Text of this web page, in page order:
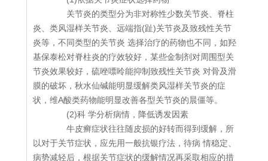
关节炎的类型分为非对称性少数关节炎、脊柱
炎、类风湿样关节炎、远端指(趾)关节炎及致残性关节
炎等，不同类型的关节炎 选择治疗的药物也不同，如羟
基保泰松对脊柱炎的疗效较好，某些金制剂对周围型关
节炎效果较好，硫唑嘌呤能抑制致残性关节炎 对骨及滑
膜的破坏，秋水仙碱能明显缓解类风湿样关节炎的症
状，维A酸类药物能明显改善各型关节炎的晨僵等。
(2)科 学分析病情，降低诱发因素
牛皮癣症状往往随皮损的好转而得到缓解，所
以对于关节症状，应先用一般抗银疗法，待病 情稳定、
病势减轻后，根据关节症状的缓解情况再采取相应的措